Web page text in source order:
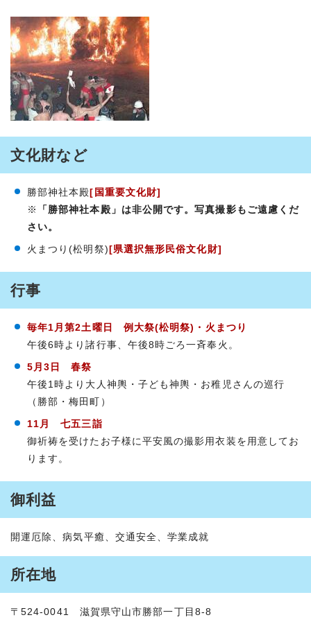
文化財など
勝部神社本殿[国重要文化財]
※
「勝部神社本殿」は非公開です。写真撮影もご遠慮くだ
さい。
火まつり(松明祭)[県選択無形民俗文化財]
行事
毎年1月第2土曜日 例大祭(松明祭)・火まつり
午後6時より諸行事、午後8時ごろ一斉奉火。
5月3日 春祭
午後1時より大人神輿・子ども神輿・お稚児さんの巡行
（勝部・梅田町）
11月 七五三詣
御祈祷を受けたお子様に平安風の撮影用衣装を用意してお
ります。
御利益
開運厄除、病気平癒、交通安全、学業成就
所在地
〒524-0041 滋賀県守山市勝部一丁目8-8